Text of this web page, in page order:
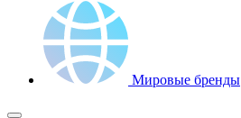
Мировые бренды